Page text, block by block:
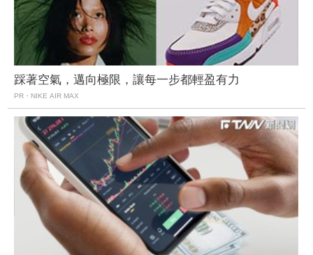
踩著空氣，邁向極限，讓每一步都輕盈有力
PR・NIKE AIR MAX